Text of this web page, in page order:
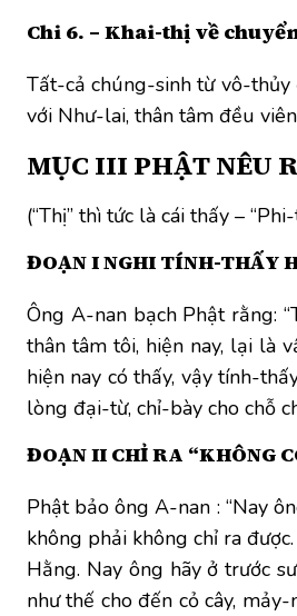
Chi 6. – Khai-thị về
Tất-cả chúng-sinh từ vô-
với Như-lai, thân tâm đều
MỤC III PHẬT NÊU
(“Thị” thì tức là cái thấy –
ĐOẠN I NGHI TÍNH-THẤY
Ông A-nan bạch Phật rằng:
thân tâm tôi, hiện nay, lại là
hiện nay có thấy, vậy tính-
lòng đại-từ, chỉ-bày cho chỗ
ĐOẠN II CHỈ RA “KHÔNG
Phật bảo ông A-nan : “Nay
không phải không chỉ ra
Hằng. Nay ông hãy ở trước
như thế cho đến cỏ cây,